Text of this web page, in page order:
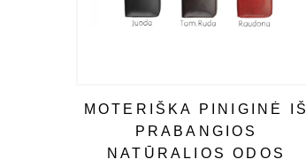
MOTERIŠKA PINIGINĖ IŠ
PRABANGIOS
NATŪRALIOS ODOS